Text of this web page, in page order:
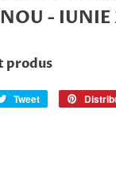
- IUNIE
produs
Tweet
Trimite